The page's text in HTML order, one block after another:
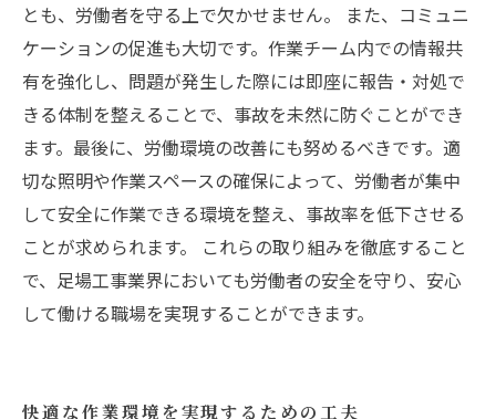
とも、労働者を守る上で欠かせません。 また、コミュニ
ケーションの促進も大切です。作業チーム内での情報共
有を強化し、問題が発生した際には即座に報告・対処で
きる体制を整えることで、事故を未然に防ぐことができ
ます。最後に、労働環境の改善にも努めるべきです。適
切な照明や作業スペースの確保によって、労働者が集中
して安全に作業できる環境を整え、事故率を低下させる
ことが求められます。 これらの取り組みを徹底すること
で、足場工事業界においても労働者の安全を守り、安心
して働ける職場を実現することができます。
快適な作業環境を実現するための工夫